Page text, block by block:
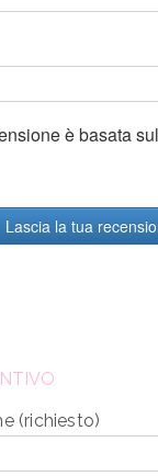
è basata
Lascia la tua
(richiesto)